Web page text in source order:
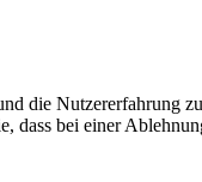
die Nutzererfahrung
dass bei einer